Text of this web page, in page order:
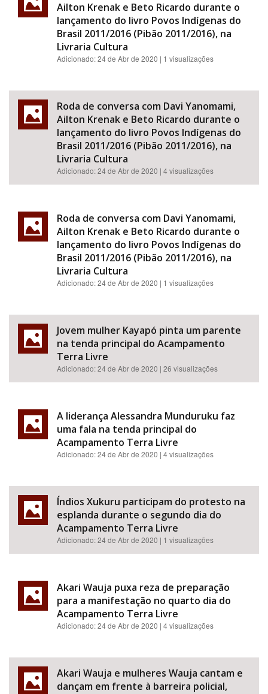
Ailton Krenak e Beto Ricardo durante o
lançamento do livro Povos Indígenas do
Brasil 2011/2016 (Pibão 2011/2016), na
Livraria Cultura
Adicionado:24 de Abr de 2020 | 1 visualizações
Roda de conversa com Davi Yanomami,
Ailton Krenak e Beto Ricardo durante o
lançamento do livro Povos Indígenas do
Brasil 2011/2016 (Pibão 2011/2016), na
Livraria Cultura
Adicionado:24 de Abr de 2020 | 4 visualizações
Roda de conversa com Davi Yanomami,
Ailton Krenak e Beto Ricardo durante o
lançamento do livro Povos Indígenas do
Brasil 2011/2016 (Pibão 2011/2016), na
Livraria Cultura
Adicionado:24 de Abr de 2020 | 1 visualizações
Jovem mulher Kayapó pinta um parente
na tenda principal do Acampamento
Terra Livre
Adicionado:24 de Abr de 2020 | 26 visualizações
A liderança Alessandra Munduruku faz
uma fala na tenda principal do
Acampamento Terra Livre
Adicionado:24 de Abr de 2020 | 4 visualizações
Índios Xukuru participam do protesto na
esplanda durante o segundo dia do
Acampamento Terra Livre
Adicionado:24 de Abr de 2020 | 1 visualizações
Akari Wauja puxa reza de preparação
para a manifestação no quarto dia do
Acampamento Terra Livre
Adicionado:24 de Abr de 2020 | 4 visualizações
Akari Wauja e mulheres Wauja cantam e
dançam em frente à barreira policial,